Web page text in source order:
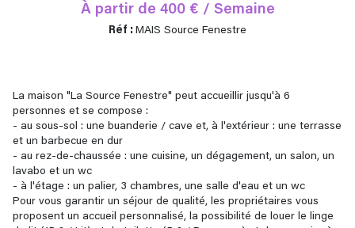
À partir de 400 € / Semaine
Réf : MAIS Source Fenestre
La maison "La Source Fenestre" peut accueillir jusqu'à 6
personnes et se compose :
- au sous-sol : une buanderie / cave et, à l'extérieur : une terrasse
et un barbecue en dur
- au rez-de-chaussée : une cuisine, un dégagement, un salon, un
lavabo et un wc
- à l'étage : un palier, 3 chambres, une salle d'eau et un wc
Pour vous garantir un séjour de qualité, les propriétaires vous
proposent un accueil personnalisé, la possibilité de louer le linge